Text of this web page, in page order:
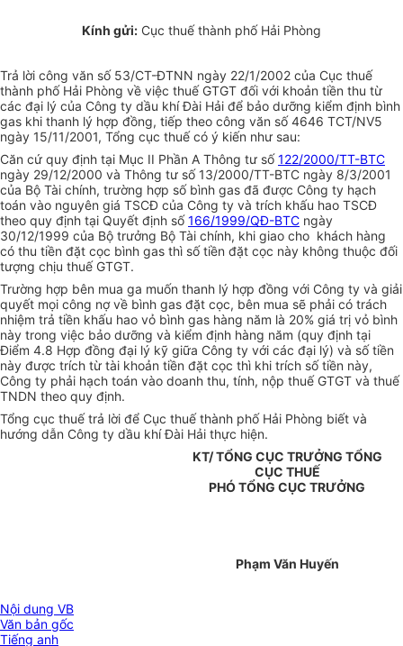
Kính gửi: Cục thuế thành phố Hải Phòng
Trả lời công văn số 53/CT-ĐTNN ngày 22/1/2002 của Cục thuế
thành phố Hải Phòng về việc thuế GTGT đối với khoản tiền thu từ
các đại lý của Công ty dầu khí Đài Hải để bảo dưỡng kiểm định bình
gas khi thanh lý hợp đồng, tiếp theo công văn số 4646 TCT/NV5
ngày 15/11/2001, Tổng cục thuế có ý kiến như sau:
Căn cứ quy định tại Mục II Phần A Thông tư số122/2000/TT-BTC
ngày 29/12/2000 và Thông tư số 13/2000/TT-BTC ngày 8/3/2001
của Bộ Tài chính, trường hợp số bình gas đã được Công ty hạch
toán vào nguyên giá TSCĐ của Công ty và trích khấu hao TSCĐ
theo quy định tại Quyết định số166/1999/QĐ-BTC ngày
30/12/1999 của Bộ trưởng Bộ Tài chính, khi giao cho khách hàng
có thu tiền đặt cọc bình gas thì số tiền đặt cọc này không thuộc đối
tượng chịu thuế GTGT.
Trường hợp bên mua ga muốn thanh lý hợp đồng với Công ty và giải
quyết mọi công nợ về bình gas đặt cọc, bên mua sẽ phải có trách
nhiệm trả tiền khấu hao vỏ bình gas hàng năm là 20% giá trị vỏ bình
này trong việc bảo dưỡng và kiểm định hàng năm (quy định tại
Điểm 4.8 Hợp đồng đại lý kỹ giữa Công ty với các đại lý) và số tiền
này được trích từ tài khoản tiền đặt cọc thì khi trích số tiền này,
Công ty phải hạch toán vào doanh thu, tính, nộp thuế GTGT và thuế
TNDN theo quy định.
Tổng cục thuế trả lời để Cục thuế thành phố Hải Phòng biết và
hướng dẫn Công ty dầu khí Đài Hải thực hiện.
KT/ TỔNG CỤC TRƯỞNG TỔNG
CỤC THUẾ
PHÓ TỔNG CỤC TRƯỞNG
Phạm Văn Huyến
Nội dung VB
Văn bản gốc
Tiếng anh